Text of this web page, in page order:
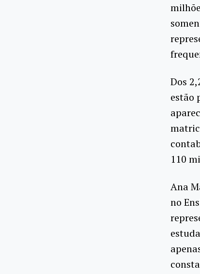
Dos
estão
110
Ana
no